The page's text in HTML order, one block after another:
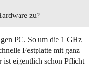
zu?
PC. So um die 1 GHz
Festplatte mit ganz
eigentlich schon Pflicht